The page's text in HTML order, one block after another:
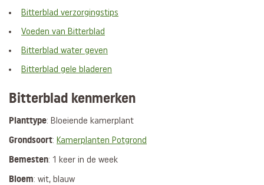
Bitterblad verzorgingstips
Voeden van Bitterblad
Bitterblad water geven
Bitterblad gele bladeren
Bitterblad kenmerken
Planttype: Bloeiende kamerplant
Grondsoort: Kamerplanten Potgrond
Bemesten: 1 keer in de week
Bloem: wit, blauw